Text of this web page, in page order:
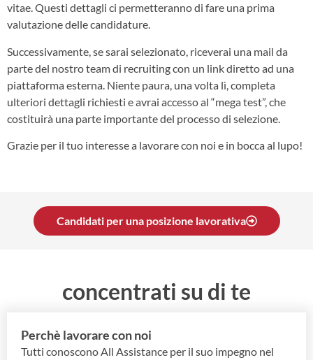
vitae. Questi dettagli ci permetteranno di fare una prima
valutazione delle candidature.
Successivamente, se sarai selezionato, riceverai una mail da
parte del nostro team di recruiting con un link diretto ad una
piattaforma esterna. Niente paura, una volta lì, completa
ulteriori dettagli richiesti e avrai accesso al “mega test”, che
costituirà una parte importante del processo di selezione.
Grazie per il tuo interesse a lavorare con noi e in bocca al lupo!
Candidati per una posizione lavorativa
concentrati su di te
Perchè lavorare con noi
Tutti conoscono All Assistance per il suo impegno nel